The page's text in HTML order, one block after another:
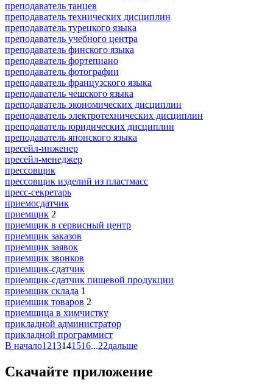
преподаватель танцев
преподаватель технических дисциплин
преподаватель турецкого языка
преподаватель учебного центра
преподаватель финского языка
преподаватель фортепиано
преподаватель фотографии
преподаватель французского языка
преподаватель чешского языка
преподаватель экономических дисциплин
преподаватель электротехнических дисциплин
преподаватель юридических дисциплин
преподаватель японского языка
пресейл-инженер
пресейл-менеджер
прессовщик
прессовщик изделий из пластмасс
пресс-секретарь
приемосдатчик
приемщик 2
приемщик в сервисный центр
приемщик заказов
приемщик заявок
приемщик звонков
приемщик-сдатчик
приемщик-сдатчик пищевой продукции
приемщик склада 1
приемщик товаров 2
приемщица в химчистку
прикладной администратор
прикладной программист
В начало1213141516...22дальше
Скачайте приложение